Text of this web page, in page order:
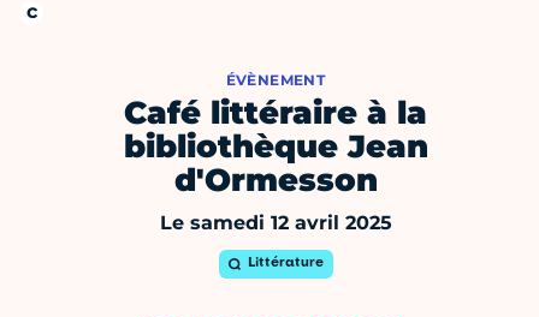
ÉVÈNEMENT
Café littéraire à la
bibliothèque Jean
d'Ormesson
Le samedi 12 avril 2025
Littérature